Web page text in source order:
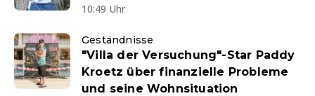
10:49 Uhr
Geständnisse
"Villa der Versuchung"-Star Paddy
Kroetz über finanzielle Probleme
und seine Wohnsituation